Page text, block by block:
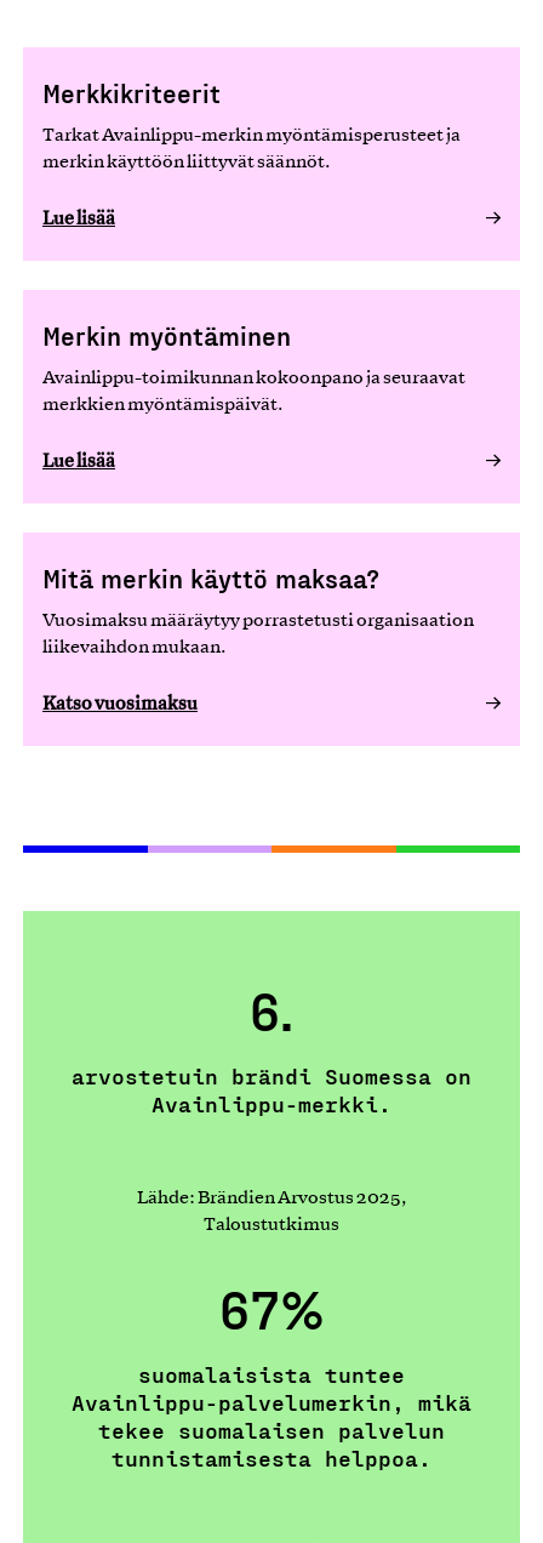
Merkkikriteerit
Tarkat Avainlippu-merkin myöntämisperusteet ja
merkin käyttöön liittyvät säännöt.
Lue lisää
Merkin myöntäminen
Avainlippu-toimikunnan kokoonpano ja seuraavat
merkkien myöntämispäivät.
Lue lisää
Mitä merkin käyttö maksaa?
Vuosimaksu määräytyy porrastetusti organisaation
liikevaihdon mukaan.
Katso vuosimaksu
6.
arvostetuin brändi Suomessa on
Avainlippu-merkki.
Lähde: Brändien Arvostus 2025,
Taloustutkimus
67%
suomalaisista tuntee
Avainlippu-palvelumerkin, mikä
tekee suomalaisen palvelun
tunnistamisesta helppoa.